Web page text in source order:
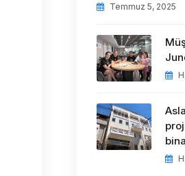
Temmuz 5, 2025